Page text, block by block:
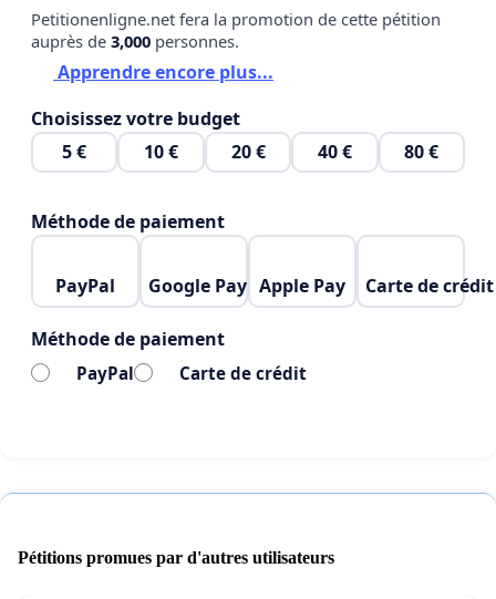
Petitionenligne.net fera la promotion de cette pétition
auprès de 3,000 personnes.
Apprendre encore plus...
Choisissez votre budget
5 €
10 € 20 € 40 € 80 €
Méthode de paiement
PayPal Google Pay Apple Pay Carte de crédit
Méthode de paiement
PayPal Carte de crédit
Pétitions promues par d'autres utilisateurs